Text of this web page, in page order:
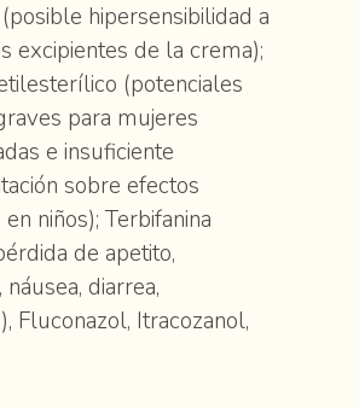
hipersensibilidad a
excipientes de la crema);
(potenciales
para mujeres
e insuficiente
sobre efectos
niños); Terbifanina
de apetito,
diarrea,
Fluconazol, Itracozanol,